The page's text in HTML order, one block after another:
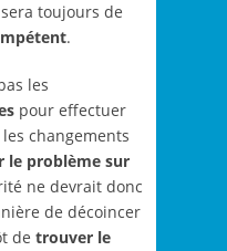
toujours de
.
les
pour effectuer
changements
le problème sur
ne devrait donc
de décoincer
de trouver le